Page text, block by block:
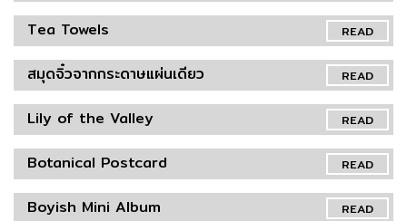
READ
Tea Towels
READ
สมุดจิ๋วจากกระดาษแผ่นเดียว
READ
Lily of the Valley
READ
Botanical Postcard
READ
Boyish Mini Album